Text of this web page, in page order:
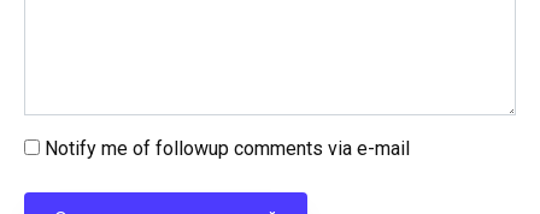
Notify me of followup comments via e-mail